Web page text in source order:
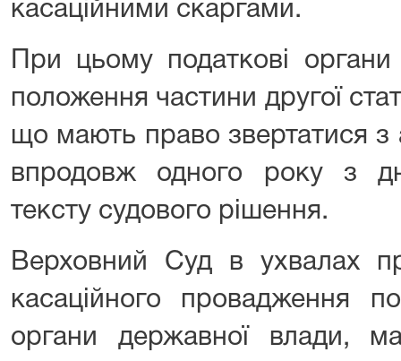
касаційними скаргами.
При цьому податкові
положення частини другої
що мають право звертатися з
впродовж одного року з
тексту судового рішення.
Верховний Суд в ухвалах
касаційного провадження
органи державної влади,